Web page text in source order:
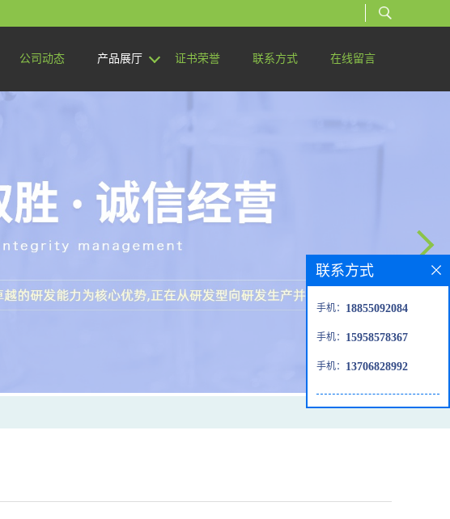
公司动态 产品展厅 证书荣誉 联系方式 在线留言
联系方式
手机： 18855092084
手机： 15958578367
手机： 13706828992